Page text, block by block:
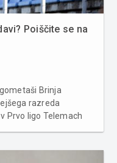
Poiščite se na
Brinja
razreda
Prvo ligo Telemach